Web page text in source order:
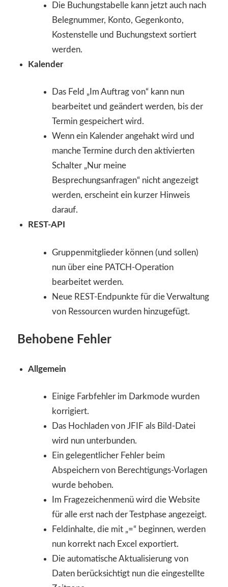
Die Buchungstabelle kann jetzt auch nach
Belegnummer, Konto, Gegenkonto,
Kostenstelle und Buchungstext sortiert
werden.
Kalender
Das Feld „Im Auftrag von“ kann nun
bearbeitet und geändert werden, bis der
Termin gespeichert wird.
Wenn ein Kalender angehakt wird und
manche Termine durch den aktivierten
Schalter „Nur meine
Besprechungsanfragen“ nicht angezeigt
werden, erscheint ein kurzer Hinweis
darauf.
REST-API
Gruppenmitglieder können (und sollen)
nun über eine PATCH-Operation
bearbeitet werden.
Neue REST-Endpunkte für die Verwaltung
von Ressourcen wurden hinzugefügt.
Behobene Fehler
Allgemein
Einige Farbfehler im Darkmode wurden
korrigiert.
Das Hochladen von JFIF als Bild-Datei
wird nun unterbunden.
Ein gelegentlicher Fehler beim
Abspeichern von Berechtigungs-Vorlagen
wurde behoben.
Im Fragezeichenmenü wird die Website
für alle erst nach der Testphase angezeigt.
Feldinhalte, die mit „=“ beginnen, werden
nun korrekt nach Excel exportiert.
Die automatische Aktualisierung von
Daten berücksichtigt nun die eingestellte